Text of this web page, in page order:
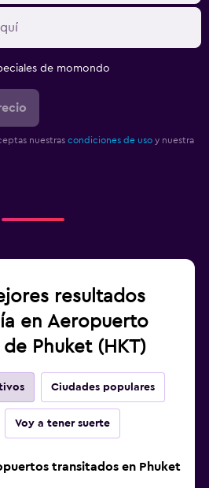
de momondo
nuestras condiciones de uso y nuestra
resultados
en Aeropuerto
Phuket (HKT)
Ciudades populares
Voy a tener suerte
transitados en Phuket